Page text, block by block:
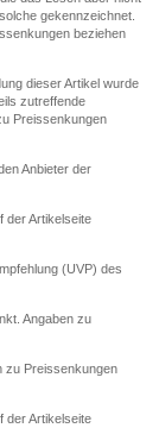
gekennzeichnet.
beziehen
dieser Artikel wurde
zutreffende
Preissenkungen
Anbieter der
der Artikelseite
(UVP) des
Angaben zu
zu Preissenkungen
der Artikelseite